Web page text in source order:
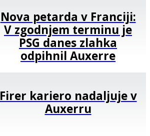
Nova petarda v Franciji:
V zgodnjem terminu je
PSG danes zlahka
odpihnil Auxerre
Firer kariero nadaljuje v
Auxerru